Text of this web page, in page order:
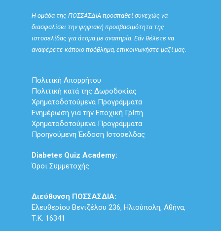
Η ομάδα της ΠΟΣΣΑΣΔΙΑ προσπαθεί συνεχώς να
διασφαλίσει την ψηφιακή προσβασιμότητα της
ιστοσελίδας για άτομα με αναπηρία. Εάν θέλετε να
αναφέρετε κάποιο πρόβλημα, επικοινωνήστε μαζί μας.
Πολιτική Απορρήτου
Πολιτική κατά της Δωροδοκίας
Χρηματοδοτούμενα Προγράμματα
Ενημέρωση για την Εποχική Γρίπη
Χρηματοδοτούμενα Προγράμματα
Προηγούμενη Έκδοση Ιστοσελδας
Diabetes Quiz Academy:
Όροι Συμμετοχής
Διεύθυνση ΠΟΣΣΑΣΔΙΑ:
Ελευθερίου Βενιζέλου 236, Ηλιούπολη, Αθήνα,
Τ.Κ. 16341